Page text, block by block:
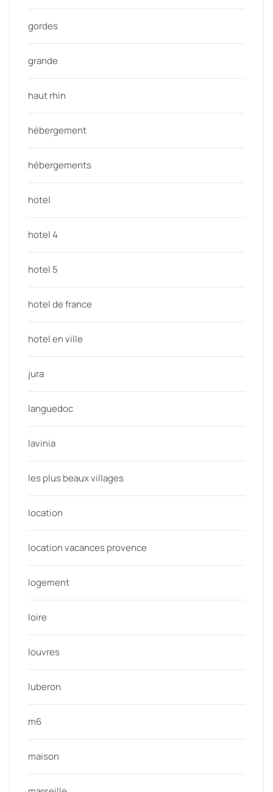
gordes
grande
haut rhin
hébergement
hébergements
hotel
hotel 4
hotel 5
hotel de france
hotel en ville
jura
languedoc
lavinia
les plus beaux villages
location
location vacances provence
logement
loire
louvres
luberon
m6
maison